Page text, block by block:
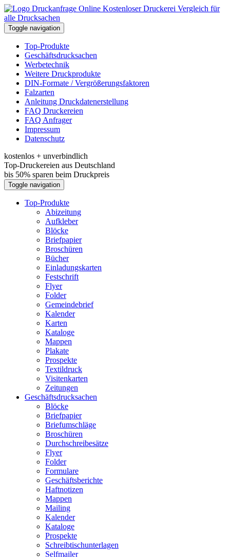
Kostenloser Druckerei Vergleich für
alle Drucksachen
Toggle navigation
Top-Produkte
Geschäftsdrucksachen
Werbetechnik
Weitere Druckprodukte
DIN-Formate / Vergrößerungsfaktoren
Falzarten
Anleitung Druckdatenerstellung
FAQ Druckereien
FAQ Anfrager
Impressum
Datenschutz
kostenlos + unverbindlich
Top-Druckereien aus Deutschland
bis 50% sparen beim Druckpreis
Toggle navigation
Top-Produkte
Abizeitung
Aufkleber
Blöcke
Briefpapier
Broschüren
Bücher
Einladungskarten
Festschrift
Flyer
Folder
Gemeindebrief
Kalender
Karten
Kataloge
Mappen
Plakate
Prospekte
Textildruck
Visitenkarten
Zeitungen
Geschäftsdrucksachen
Blöcke
Briefpapier
Briefumschläge
Broschüren
Durchschreibesätze
Flyer
Folder
Formulare
Geschäftsberichte
Haftnotizen
Mappen
Mailing
Kalender
Kataloge
Prospekte
Schreibtischunterlagen
Selfmailer